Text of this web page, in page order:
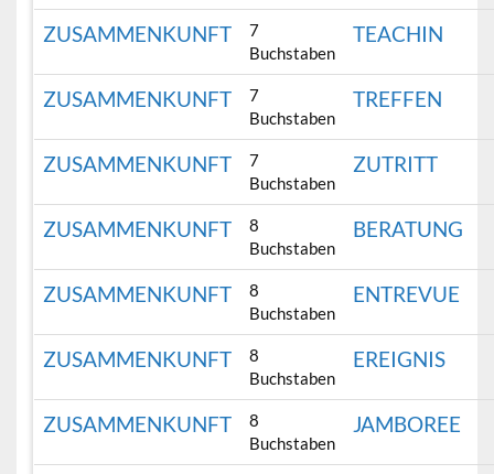
ZUSAMMENKUNFT
7
Buchstaben
TEACHIN
ZUSAMMENKUNFT
7
Buchstaben
TREFFEN
ZUSAMMENKUNFT
7
Buchstaben
ZUTRITT
ZUSAMMENKUNFT
8
Buchstaben
BERATUNG
ZUSAMMENKUNFT
8
Buchstaben
ENTREVUE
ZUSAMMENKUNFT
8
Buchstaben
EREIGNIS
ZUSAMMENKUNFT
8
Buchstaben
JAMBOREE